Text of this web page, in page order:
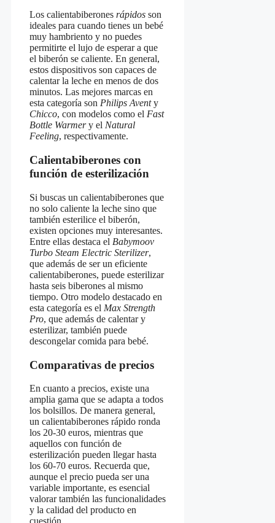
Los calientabiberones rápidos son
ideales para cuando tienes un bebé
muy hambriento y no puedes
permitirte el lujo de esperar a que
el biberón se caliente. En general,
estos dispositivos son capaces de
calentar la leche en menos de dos
minutos. Las mejores marcas en
esta categoría son Philips Aventy
Chicco, con modelos como el Fast
Bottle Warmery el Natural
Feeling, respectivamente.
Calientabiberones con
función de esterilización
Si buscas un calientabiberones que
no solo caliente la leche sino que
también esterilice el biberón,
existen opciones muy interesantes.
Entre ellas destaca el Babymoov
Turbo Steam Electric Sterilizer,
que además de ser un eficiente
calientabiberones, puede esterilizar
hasta seis biberones al mismo
tiempo. Otro modelo destacado en
esta categoría es el Max Strength
Pro, que además de calentar y
esterilizar, también puede
descongelar comida para bebé.
Comparativas de precios
En cuanto a precios, existe una
amplia gama que se adapta a todos
los bolsillos. De manera general,
un calientabiberones rápido ronda
los 20-30 euros, mientras que
aquellos con función de
esterilización pueden llegar hasta
los 60-70 euros. Recuerda que,
aunque el precio pueda ser una
variable importante, es esencial
valorar también las funcionalidades
y la calidad del producto en